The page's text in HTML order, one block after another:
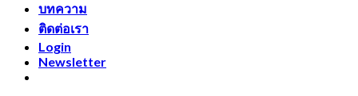
บทความ
ติดต่อเรา
Login
Newsletter